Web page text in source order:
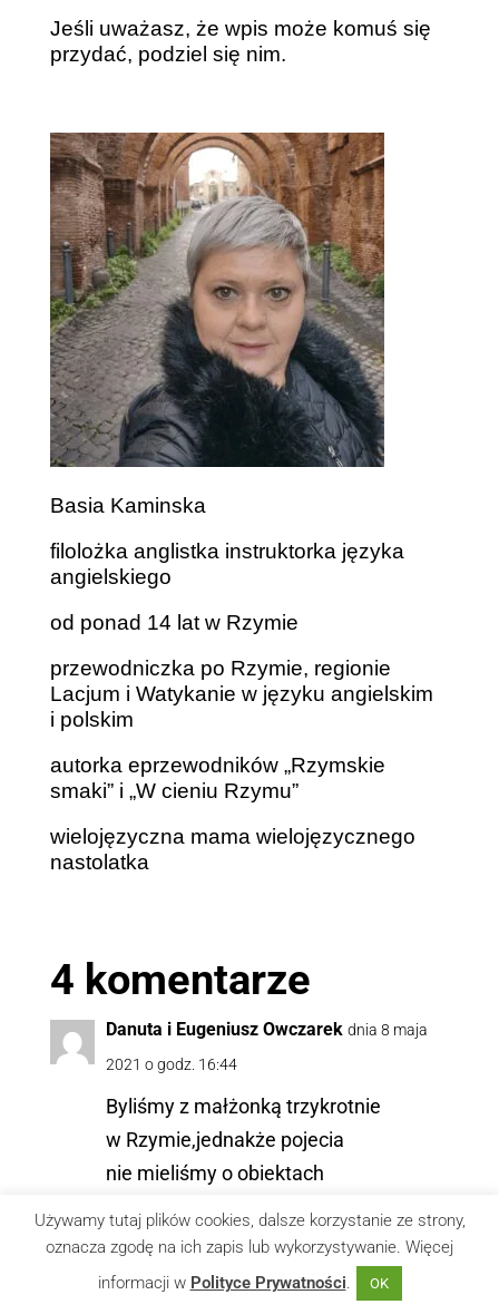
Jeśli uważasz, że wpis może komuś się
przydać, podziel się nim.
Basia Kaminska
filolożka anglistka instruktorka języka
angielskiego
od ponad 14 lat w Rzymie
przewodniczka po Rzymie, regionie
Lacjum i Watykanie w języku angielskim
i polskim
autorka eprzewodników „Rzymskie
smaki” i „W cieniu Rzymu”
wielojęzyczna mama wielojęzycznego
nastolatka
4 komentarze
Danuta i Eugeniusz Owczarek dnia 8 maja
2021 o godz. 16:44
Byliśmy z małżonką trzykrotnie
w Rzymie,jednakże pojecia
nie mieliśmy o obiektach
zaprezentowanych tutaj.To
wspaniałe,ze mamy tam Was,naszych
przewodników.We Włoszech jesteśmy
zakochani i zazdrościmy znawcom
Używamy tutaj plików cookies, dalsze korzystanie ze strony,
oznacza zgodę na ich zapis lub wykorzystywanie. Więcej
informacji w Polityce Prywatności. OK